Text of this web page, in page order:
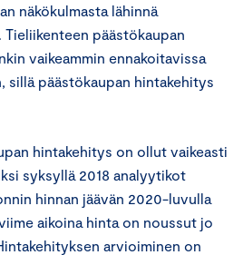
näkökulmasta lähinnä
päästökaupan
vaikeammin ennakoitavissa
sillä päästökaupan hintakehitys
hintakehitys on ollut vaikeasti
syksyllä 2018 analyytikot
hinnan jäävän 2020-luvulla
aikoina hinta on noussut jo
arvioiminen on